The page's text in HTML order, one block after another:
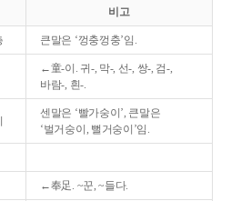
비고
큰말은 ‘껑충껑충’임.
←童-이. 귀-, 막-, 선-, 쌍-, 검-,
바람-, 흰-.
센말은 ‘빨가숭이’, 큰말은
‘벌거숭이, 뻘거숭이’임.
←奉足. ~꾼, ~들다.